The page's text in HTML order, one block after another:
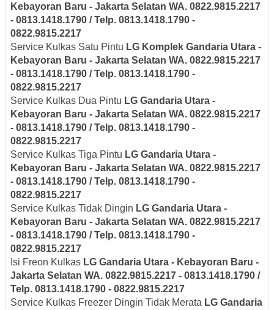
Kebayoran Baru - Jakarta Selatan WA. 0822.9815.2217
- 0813.1418.1790 / Telp. 0813.1418.1790 -
0822.9815.2217
Service Kulkas Satu Pintu LG Komplek Gandaria Utara -
Kebayoran Baru - Jakarta Selatan WA. 0822.9815.2217
- 0813.1418.1790 / Telp. 0813.1418.1790 -
0822.9815.2217
Service Kulkas Dua Pintu LG Gandaria Utara -
Kebayoran Baru - Jakarta Selatan WA. 0822.9815.2217
- 0813.1418.1790 / Telp. 0813.1418.1790 -
0822.9815.2217
Service Kulkas Tiga Pintu LG Gandaria Utara -
Kebayoran Baru - Jakarta Selatan WA. 0822.9815.2217
- 0813.1418.1790 / Telp. 0813.1418.1790 -
0822.9815.2217
Service Kulkas Tidak Dingin LG Gandaria Utara -
Kebayoran Baru - Jakarta Selatan WA. 0822.9815.2217
- 0813.1418.1790 / Telp. 0813.1418.1790 -
0822.9815.2217
Isi Freon Kulkas LG Gandaria Utara - Kebayoran Baru -
Jakarta Selatan WA. 0822.9815.2217 - 0813.1418.1790 /
Telp. 0813.1418.1790 - 0822.9815.2217
Service Kulkas Freezer Dingin Tidak Merata LG Gandaria